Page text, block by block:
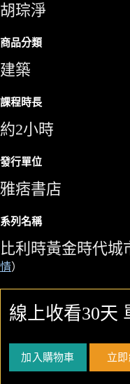
胡琮淨
商品分類
建築
課程時長
約2小時
發行單位
雅痞書店
系列名稱
比利時黃金時代城
情）
線上收看30天
加入購物車 立